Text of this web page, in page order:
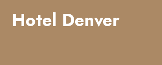
Hotel Denver